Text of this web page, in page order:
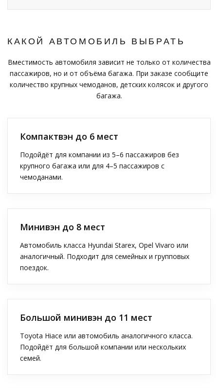
КАКОЙ АВТОМОБИЛЬ ВЫБРАТЬ
Вместимость автомобиля зависит не только от количества
пассажиров, но и от объёма багажа. При заказе сообщите
количество крупных чемоданов, детских колясок и другого
багажа.
Компактвэн до 6 мест
Подойдёт для компании из 5–6 пассажиров без
крупного багажа или для 4–5 пассажиров с
чемоданами.
Минивэн до 8 мест
Автомобиль класса Hyundai Starex, Opel Vivaro или
аналогичный. Подходит для семейных и групповых
поездок.
Большой минивэн до 11 мест
Toyota Hiace или автомобиль аналогичного класса.
Подойдёт для большой компании или нескольких
семей.